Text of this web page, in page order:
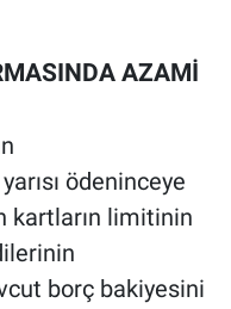
AZAMİ
ödeninceye
kartların limitinin
borç bakiyesini